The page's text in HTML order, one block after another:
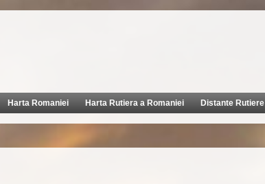
Harta Romaniei Harta Rutiera a Romaniei Distante Rutiere